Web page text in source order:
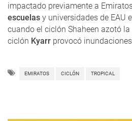
impactado previamente a
escuelas y universidades de EAU
cuando el ciclón Shaheen azotó la
ciclón Kyarr provocó
EMIRATOS CICLÓN TROPICAL